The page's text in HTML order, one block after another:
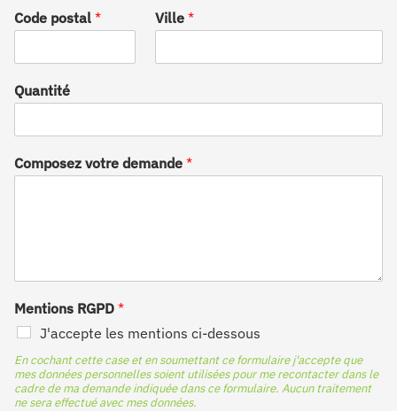
Code postal * Ville*
Quantité
Composez votre demande *
Mentions RGPD *
J'accepte les mentions ci-dessous
En cochant cette case et en soumettant ce formulaire j'accepte que
mes données personnelles soient utilisées pour me recontacter dans le
cadre de ma demande indiquée dans ce formulaire. Aucun traitement
ne sera effectué avec mes données.